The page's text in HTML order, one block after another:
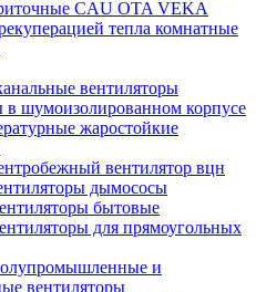
CAU OTA VEKA
тепла комнатные
вентиляторы
в шумоизолированном корпусе
жаростойкие
вентилятор вцн
дымососы
бытовые
для прямоугольных
и
вентиляторы